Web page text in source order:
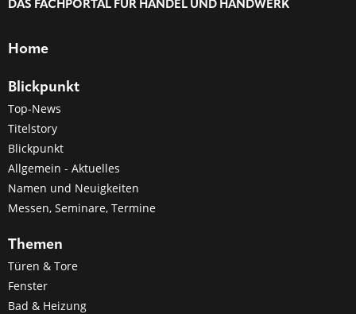
DAS FACHPORTAL FÜR HANDEL UND HANDWERK
Home
Blickpunkt
Top-News
Titelstory
Blickpunkt
Allgemein - Aktuelles
Namen und Neuigkeiten
Messen, Seminare, Termine
Themen
Türen & Tore
Fenster
Bad & Heizung